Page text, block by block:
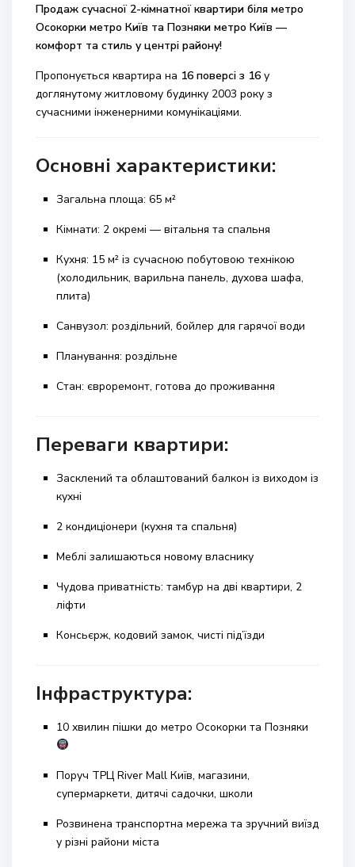
Продаж сучасної 2-кімнатної квартири біля метро
Осокорки метро Київ та Позняки метро Київ —
комфорт та стиль у центрі району!
Пропонується квартира на 16 поверсі з 16 у
доглянутому житловому будинку 2003 року з
сучасними інженерними комунікаціями.
Основні характеристики:
Загальна площа: 65 м²
Кімнати: 2 окремі — вітальня та спальня
Кухня: 15 м² із сучасною побутовою технікою
(холодильник, варильна панель, духова шафа,
плита)
Санвузол: роздільний, бойлер для гарячої води
Планування: роздільне
Стан: євроремонт, готова до проживання
Переваги квартири:
Засклений та облаштований балкон із виходом із
кухні
2 кондиціонери (кухня та спальня)
Меблі залишаються новому власнику
Чудова приватність: тамбур на дві квартири, 2
ліфти
Консьєрж, кодовий замок, чисті під’їзди
Інфраструктура:
10 хвилин пішки до метро Осокорки та Позняки
Поруч ТРЦ River Mall Київ, магазини,
супермаркети, дитячі садочки, школи
Розвинена транспортна мережа та зручний виїзд
у різні райони міста